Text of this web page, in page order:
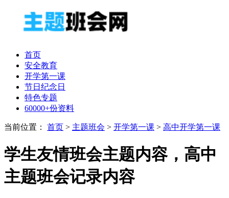
首页
安全教育
开学第一课
节日纪念日
特色专题
60000+份资料
当前位置： 首页 > 主题班会 > 开学第一课 > 高中开学第一课
学生友情班会主题内容，高中
主题班会记录内容